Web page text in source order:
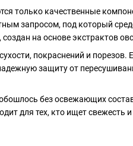
только качественные
запросом, под который
на основе экстрактов
покраснений и порезов.
защиту от
без освежающих
для тех, кто ищет свежесть